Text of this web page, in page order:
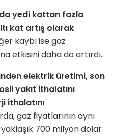
yedi kattan fazla
kat artış olarak
kaybı ise gaz
etkisini daha da artırdı.
elektrik üretimi, son
yakıt ithalatını
ithalatını
gaz fiyatlarının aynı
700 milyon dolar